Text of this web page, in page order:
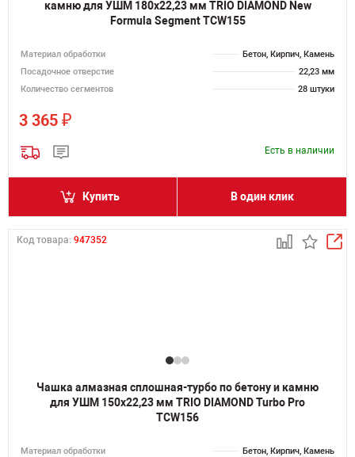
камню для УШМ 180х22,23 мм TRIO DIAMOND New
Formula Segment TCW155
Материал обработки
Бетон, Кирпич, Камень
Посадочное отверстие
22,23 мм
Количество сегментов
28 штуки
3 365 ₽
Есть в наличии
Купить В один клик
Код товара: 947352
Чашка алмазная сплошная-турбо по бетону и камню
для УШМ 150х22,23 мм TRIO DIAMOND Turbo Pro
TCW156
Материал обработки
Бетон, Кирпич, Камень